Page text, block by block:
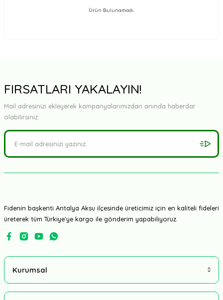
Ürün Bulunamadı.
FIRSATLARI YAKALAYIN!
Mail adresinizi ekleyerek kampanyalarımızdan anında haberdar
olabilirsiniz.
Fidenin başkenti Antalya Aksu ilçesinde üreticimiz için en kaliteli fideleri
üreterek tüm Türkiye'ye kargo ile gönderim yapabiliyoruz.
Kurumsal